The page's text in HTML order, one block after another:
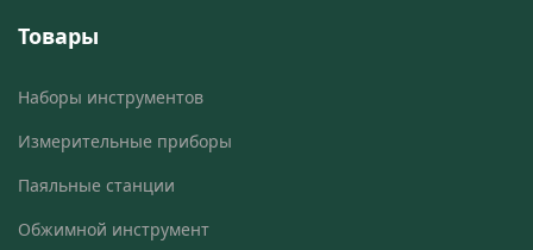
Товары
Наборы инструментов
Измерительные приборы
Паяльные станции
Обжимной инструмент